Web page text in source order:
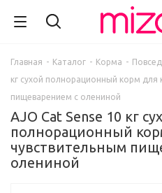
Главная - Каталог - Корма -
кг сухой полнорационный корм для
пищеварением с олениной
AJO Cat Sense 10 кг
полнорационный
чувствительным
олениной